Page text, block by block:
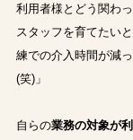
利用者様とどう関わ
スタッフを育てたい
練での介入時間が減
(笑)」
自らの業務の対象が